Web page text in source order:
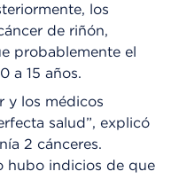
los
de riñón,
probablemente el
a 15 años.
y los médicos
salud”, explicó
2 cánceres.
hubo indicios de que